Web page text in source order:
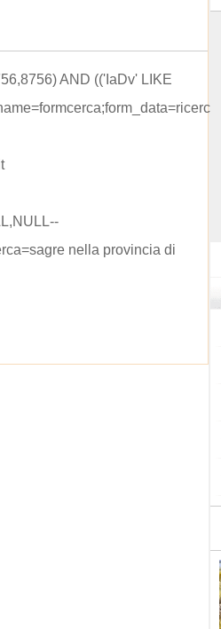
AND (('IaDv' LIKE
nella provincia di